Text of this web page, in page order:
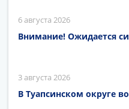
6 августа 2026
Внимание! Ожидается
3 августа 2026
В Туапсинском округе